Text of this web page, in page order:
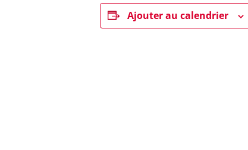
Ajouter au calendrier